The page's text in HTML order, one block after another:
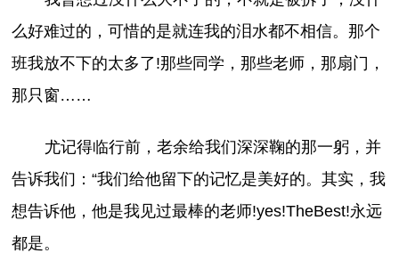
么好难过的，可惜的是就连我的泪水都不相信。那个
班我放不下的太多了!那些同学，那些老师，那扇门，
那只窗……
尤记得临行前，老余给我们深深鞠的那一躬，并
告诉我们：“我们给他留下的记忆是美好的。其实，我
想告诉他，他是我见过最棒的老师!yes!TheBest!永远
都是。